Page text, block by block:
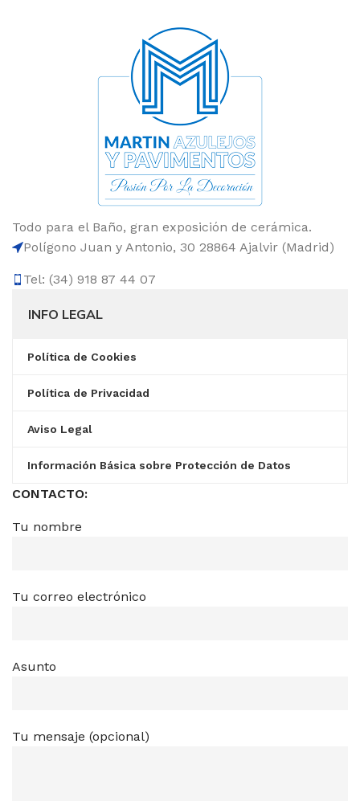
Todo para el Baño, gran exposición de cerámica.
Polígono Juan y Antonio, 30 28864 Ajalvir (Madrid)
Tel: (34) 918 87 44 07
INFO LEGAL
Política de Cookies
Política de Privacidad
Aviso Legal
Información Básica sobre Protección de Datos
CONTACTO:
Tu nombre
Tu correo electrónico
Asunto
Tu mensaje (opcional)